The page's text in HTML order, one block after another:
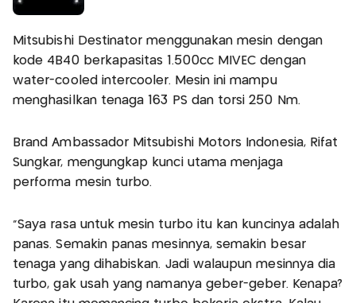
Mitsubishi Destinator menggunakan mesin dengan
kode 4B40 berkapasitas 1.500cc MIVEC dengan
water-cooled intercooler. Mesin ini mampu
menghasilkan tenaga 163 PS dan torsi 250 Nm.
Brand Ambassador Mitsubishi Motors Indonesia, Rifat
Sungkar, mengungkap kunci utama menjaga
performa mesin turbo.
“Saya rasa untuk mesin turbo itu kan kuncinya adalah
panas. Semakin panas mesinnya, semakin besar
tenaga yang dihabiskan. Jadi walaupun mesinnya dia
turbo, gak usah yang namanya geber-geber. Kenapa?